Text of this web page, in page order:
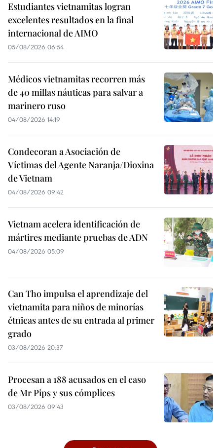
Estudiantes vietnamitas logran
excelentes resultados en la final
internacional de AIMO
05/08/2026 06:54
Médicos vietnamitas recorren más
de 40 millas náuticas para salvar a
marinero ruso
04/08/2026 14:19
Condecoran a Asociación de
Víctimas del Agente Naranja/Dioxina
de Vietnam
04/08/2026 09:42
Vietnam acelera identificación de
mártires mediante pruebas de ADN
04/08/2026 05:09
Can Tho impulsa el aprendizaje del
vietnamita para niños de minorías
étnicas antes de su entrada al primer
grado
03/08/2026 20:37
Procesan a 188 acusados en el caso
de Mr Pips y sus cómplices
03/08/2026 09:43